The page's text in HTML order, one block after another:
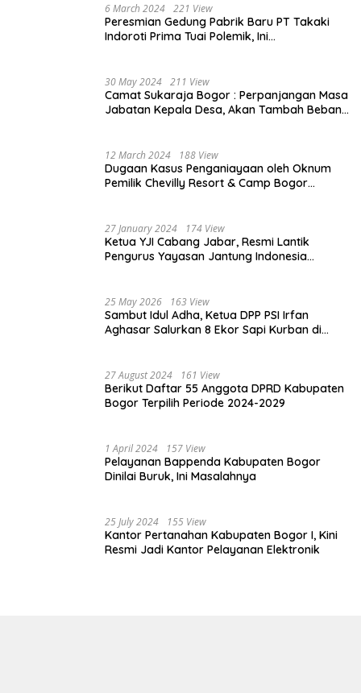
6 March 2024 221 View
Peresmian Gedung Pabrik Baru PT Takaki
Indoroti Prima Tuai Polemik, Ini
30 May 2024 211 View
Camat Sukaraja Bogor : Perpanjangan Masa
Jabatan Kepala Desa, Akan Tambah Beban
12 March 2024 188 View
Dugaan Kasus Penganiayaan oleh Oknum
Pemilik Chevilly Resort & Camp Bogor
27 January 2024 174 View
Ketua YJI Cabang Jabar, Resmi Lantik
Pengurus Yayasan Jantung Indonesia
25 May 2026 163 View
Sambut Idul Adha, Ketua DPP PSI Irfan
Aghasar Salurkan 8 Ekor Sapi Kurban di
27 August 2024 161 View
Berikut Daftar 55 Anggota DPRD Kabupaten
Bogor Terpilih Periode 2024-2029
1 April 2024 157 View
Pelayanan Bappenda Kabupaten Bogor
Dinilai Buruk, Ini Masalahnya
25 July 2024 155 View
Kantor Pertanahan Kabupaten Bogor I, Kini
Resmi Jadi Kantor Pelayanan Elektronik